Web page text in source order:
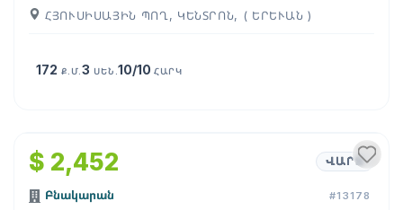
ՀՅՈՒՍԻՍԱՅԻՆ ՊՈՂ, ԿԵՆՏՐՈՆ, ( ԵՐԵՒԱՆ )
172 Ք.Մ.3 ՍԵՆ.10/10ՀԱՐԿ
$ 2,452 ՎԱՐՁ
Բնակարան #13178